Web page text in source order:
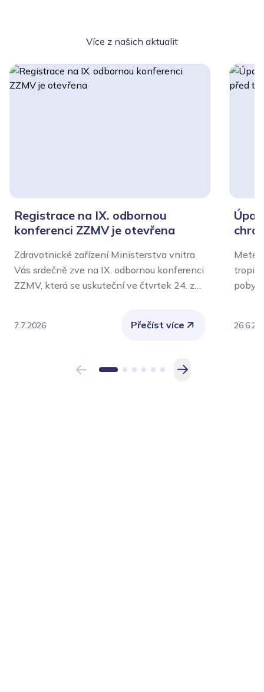
Více z našich aktualit
Registrace na IX. odbornou
konferenci ZZMV je otevřena
Zdravotnické zařízení Ministerstva vnitra
Vás srdečně zve na IX. odbornou konferenci
ZZMV, která se uskuteční ve čtvrtek 24. září
7.7.2026 Přečíst více